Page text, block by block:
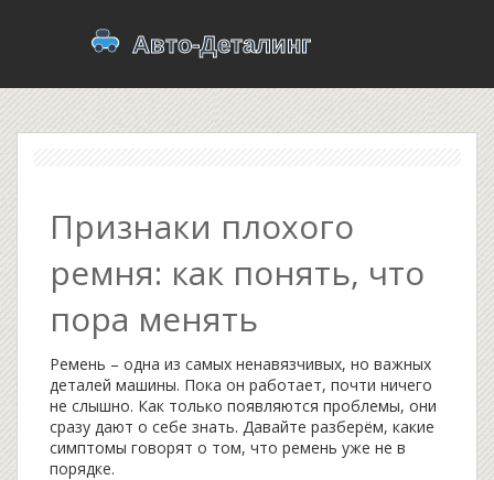
Признаки плохого
ремня: как понять, что
пора менять
Ремень – одна из самых ненавязчивых, но важных
деталей машины. Пока он работает, почти ничего
не слышно. Как только появляются проблемы, они
сразу дают о себе знать. Давайте разберём, какие
симптомы говорят о том, что ремень уже не в
порядке.